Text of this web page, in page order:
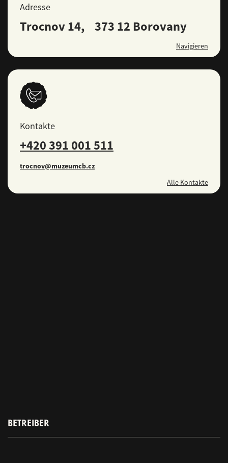
Adresse
Trocnov 14, 373 12 Borovany
Navigieren
Kontakte
+420 391 001 511
trocnov@muzeumcb.cz
Alle Kontakte
BETREIBER